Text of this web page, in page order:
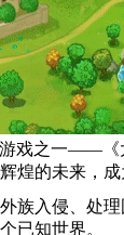
游戏之一——
煌的未来，
族入侵、处
已知世界。